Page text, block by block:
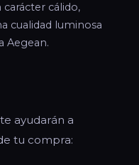
cálido,
cualidad luminosa
Aegean.
ayudarán a
tu compra: